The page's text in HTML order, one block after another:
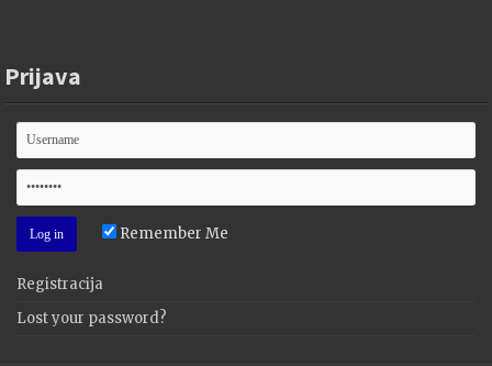
Prijava
Remember Me
Registracija
Lost your password?